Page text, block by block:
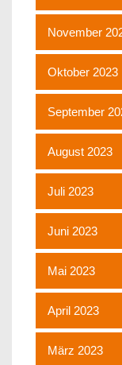
November
Oktober 2023
September
August 2023
Juli 2023
Juni 2023
Mai 2023
April 2023
März 2023